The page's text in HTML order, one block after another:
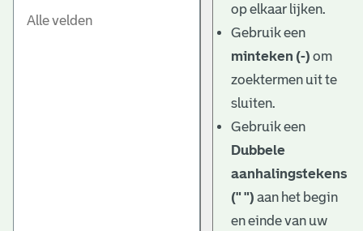
op elkaar lijken.
Gebruik een
minteken (-) om
zoektermen uit te
sluiten.
Gebruik een
Dubbele
aanhalingstekens
(" ") aan het begin
en einde van uw